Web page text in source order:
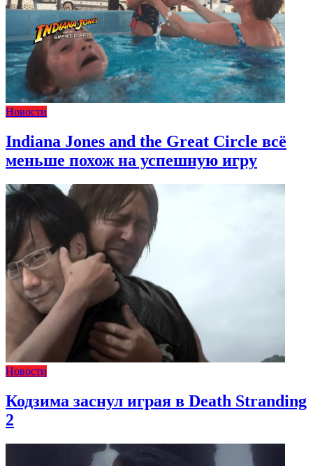
Новости
Indiana Jones and the Great Circle всё
меньше похож на успешную игру
Новости
Кодзима заснул играя в Death Stranding
2